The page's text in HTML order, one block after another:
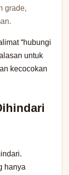
grade,
“hubungi
untuk
kecocokan
hanya